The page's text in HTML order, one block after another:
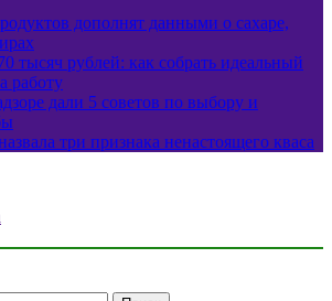
дополнят данными о сахаре,
тысяч рублей: как собрать идеальный
работу
дали 5 советов по выбору и
три признака ненастоящего кваса